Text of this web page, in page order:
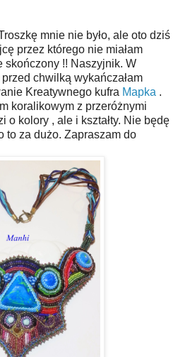
mnie nie było, ale oto dziś
przez którego nie miałam
skończony !! Naszyjnik. W
chwilką wykańczałam
Kreatywnego kufra Mapka .
koralikowym z przeróżnymi
o kolory , ale i kształty. Nie będę
to za dużo. Zapraszam do